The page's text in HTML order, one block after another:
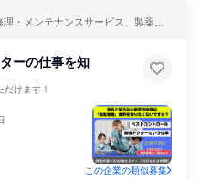
・メンテナンスサービス、製薬・
ーの仕事を知
けます！
この企業の類似募集